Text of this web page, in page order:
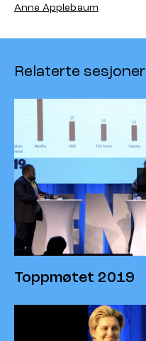
Anne Applebaum
Relaterte sesjoner
Toppmøtet 2019